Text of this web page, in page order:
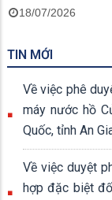
18/07/2026
TIN MỚI
Về việc phê
máy nước hồ
Quốc, tỉnh An
Về việc duyệt
hợp đặc biệt